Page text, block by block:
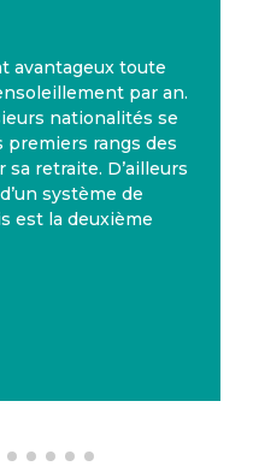
avantageux toute
par an.
nationalités se
premiers rangs des
retraite. D’ailleurs
système de
est la deuxième